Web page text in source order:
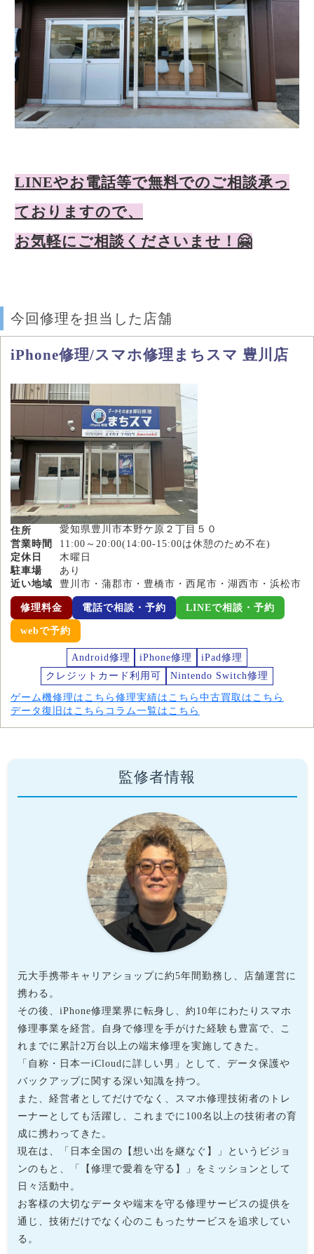
LINEやお電話等で無料でのご相談承っ
ておりますので、
お気軽にご相談くださいませ！🤗
今回修理を担当した店舗
iPhone修理/スマホ修理まちスマ 豊川店
住所
愛知県豊川市本野ケ原２丁目５０
営業時間
11:00～20:00(14:00-15:00は休憩のため不在)
定休日
木曜日
駐車場
あり
近い地域
豊川市・蒲郡市・豊橋市・西尾市・湖西市・浜松市
修理料金 電話で相談・予約 LINEで相談・予約
webで予約
Android修理 iPhone修理
iPad修理
クレジットカード利用可
Nintendo Switch修理
ゲーム機修理はこちら 修理実績はこちら 中古買取はこちら
データ復旧はこちら コラム一覧はこちら
監修者情報
元大手携帯キャリアショップに約5年間勤務し、店舗運営に
携わる。
その後、iPhone修理業界に転身し、約10年にわたりスマホ
修理事業を経営。自身で修理を手がけた経験も豊富で、こ
れまでに累計2万台以上の端末修理を実施してきた。
「自称・日本一iCloudに詳しい男」として、データ保護や
バックアップに関する深い知識を持つ。
また、経営者としてだけでなく、スマホ修理技術者のトレ
ーナーとしても活躍し、これまでに100名以上の技術者の育
成に携わってきた。
現在は、「日本全国の【想い出を継なぐ】」というビジョ
ンのもと、「【修理で愛着を守る】」をミッションとして
日々活動中。
お客様の大切なデータや端末を守る修理サービスの提供を
通じ、技術だけでなく心のこもったサービスを追求してい
る。